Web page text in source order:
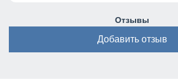
Отзывы
Добавить отзыв